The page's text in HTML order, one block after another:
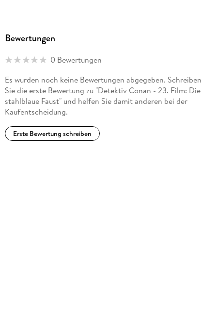
Bewertungen
0 Bewertungen
Es wurden noch keine Bewertungen abgegeben. Schreiben
Sie die erste Bewertung zu "Detektiv Conan - 23. Film: Die
stahlblaue Faust" und helfen Sie damit anderen bei der
Kaufentscheidung.
Erste Bewertung schreiben